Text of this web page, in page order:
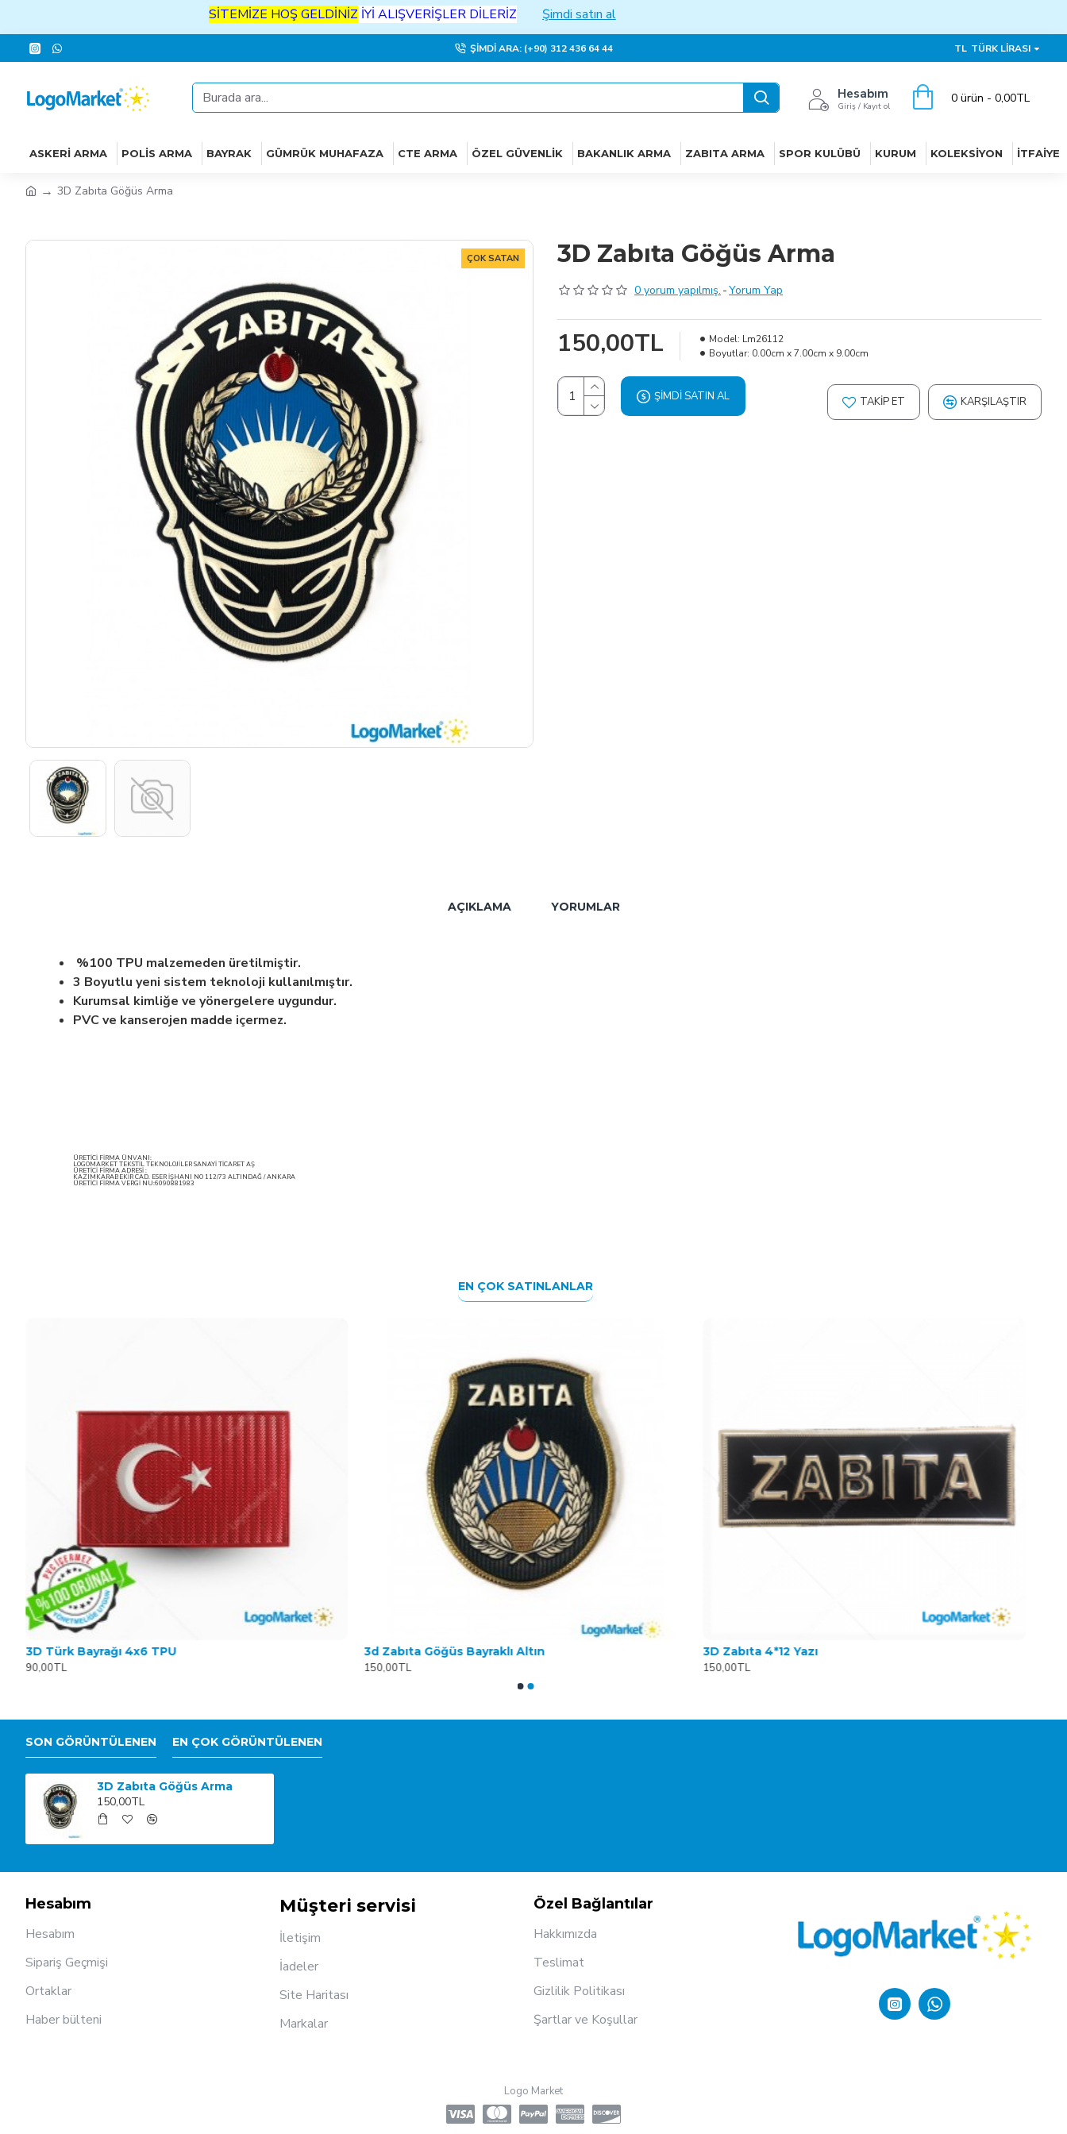
SİTEMİZEHOŞGELDİNİZİYİALIŞVERİŞLER DİLERİZ Şimdi satın al
ŞIMDI ARA: (+90) 312 436 64 44 TL TÜRK LIRASI
Hesabım
Giriş / Kayıt ol
0 ürün - 0,00TL
ASKERI ARMA POLIS ARMA BAYRAK GÜMRÜK MUHAFAZA CTE ARMA ÖZEL GÜVENLIK BAKANLIK ARMA ZABITA ARMA SPOR KULÜBÜ KURUM KOLEKSIYON İTFAIYE
3D Zabıta Göğüs Arma
ÇOK SATAN 3D Zabıta Göğüs Arma
0 yorum yapılmış. -Yorum Yap
150,00TL Model: Lm26112
Boyutlar: 0.00cm x 7.00cm x 9.00cm
ŞIMDI SATIN AL TAKIP ET KARŞILAŞTIR
AÇIKLAMA YORUMLAR
%100 TPU malzemeden üretilmiştir.
3 Boyutlu yeni sistem teknoloji kullanılmıştır.
Kurumsal kimliğe ve yönergelere uygundur.
PVC ve kanserojen madde içermez.
ÜRETİCİ FİRMA ÜNVANI:
LOGOMARKET TEKSTİL TEKNOLOJİLER SANAYİ TİCARET AŞ
ÜRETİCİ FİRMA ADRESİ :
KAZIMKARABEKİR CAD. ESER İŞHANI NO 112/73 ALTINDAĞ / ANKARA
ÜRETİCİ FİRMA VERGİ NU:6090881983
EN ÇOK SATINLANLAR
3D Türk Bayrağı 4x6 TPU
90,00TL
3d Zabıta Göğüs Bayraklı Altın
150,00TL
3D Zabıta 4*12 Yazı
150,00TL
SON GÖRÜNTÜLENEN EN ÇOK GÖRÜNTÜLENEN
3D Zabıta Göğüs Arma
150,00TL
Hesabım
Hesabım
Sipariş Geçmişi
Ortaklar
Haber bülteni
Müşteri servisi
İletişim
İadeler
Site Haritası
Markalar
Özel Bağlantılar
Hakkımızda
Teslimat
Gizlilik Politikası
Şartlar ve Koşullar
Logo Market